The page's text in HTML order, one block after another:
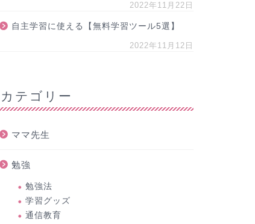
2022年11月22日
自主学習に使える【無料学習ツール5選】
2022年11月12日
カテゴリー
ママ先生
勉強
勉強法
学習グッズ
通信教育